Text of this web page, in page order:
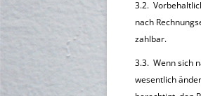
3.2.
nach
zahlbar.
3.3. Wenn sich
wesentlich